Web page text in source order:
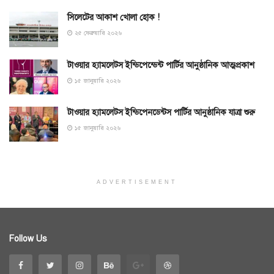
সিলেটের আকাশ খোলা হোক !
২৫ ফেব্রুয়ারি ২০২৬
টাওয়ার হ্যামলেটস ইন্ডিপেন্ডেন্ট পার্টির আনুষ্ঠানিক আত্মপ্রকাশ
১৫ জানুয়ারি ২০২৬
টাওয়ার হ্যামলেটস ইন্ডিপেনডেন্টস পার্টির আনুষ্ঠানিক যাত্রা শুরু
১৫ জানুয়ারি ২০২৬
ADVERTISEMENT
Follow Us